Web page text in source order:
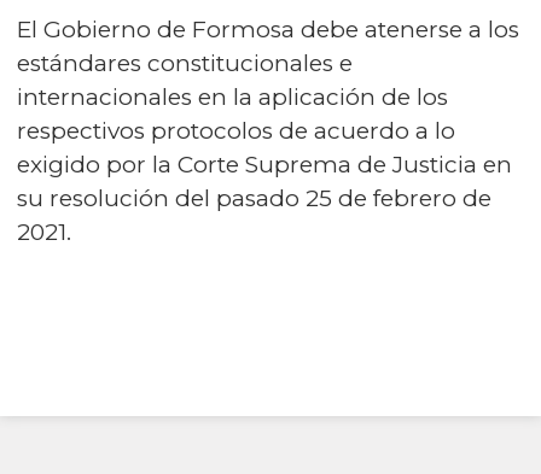
El Gobierno de Formosa debe atenerse a los
estándares constitucionales e
internacionales en la aplicación de los
respectivos protocolos de acuerdo a lo
exigido por la Corte Suprema de Justicia en
su resolución del pasado 25 de febrero de
2021.